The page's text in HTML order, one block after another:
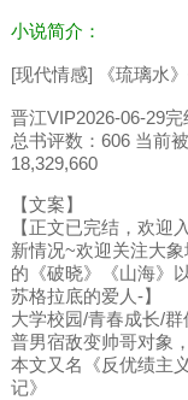
小说简介：
[现代情感] 《琉璃水
晋江VIP2026-06-29完
总书评数：606 当前
18,329,660
【文案】
【正文已完结，欢迎
新情况~欢迎关注大
的《破晓》《山海》
苏格拉底的爱人-】
大学校园/青春成长/
普男宿敌变帅哥对象
本文又名《反优绩主
记》